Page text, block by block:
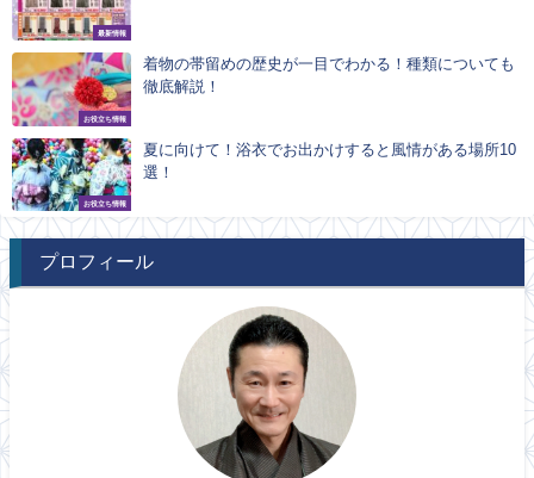
最新情報
お役立ち情報
​​着物の帯留めの歴史が一目でわかる！種類についても
徹底解説！
お役立ち情報
夏に向けて！浴衣でお出かけすると風情がある場所10
選！
プロフィール